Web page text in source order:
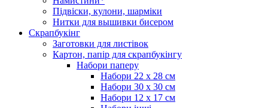
Підвіски, кулони, шарміки
Нитки для вышивки бисером
Скрапбукінг
Заготовки для листівок
Картон, папір для скрапбукінгу
Набори паперу
Набори 22 х 28 см
Набори 30 х 30 см
Набори 12 х 17 см